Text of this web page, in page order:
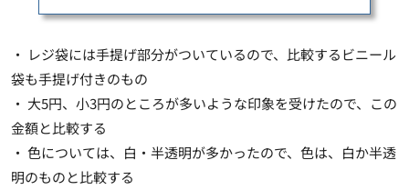
・ レジ袋には手提げ部分がついているので、比較するビニール
袋も手提げ付きのもの
・ 大5円、小3円のところが多いような印象を受けたので、この
金額と比較する
・ 色については、白・半透明が多かったので、色は、白か半透
明のものと比較する